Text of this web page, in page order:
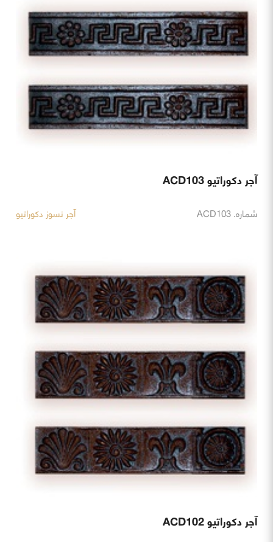
آجر دکوراتیو ACD103
شماره. ACD103 آجر نسوز دکوراتیو
آجر دکوراتیو ACD102